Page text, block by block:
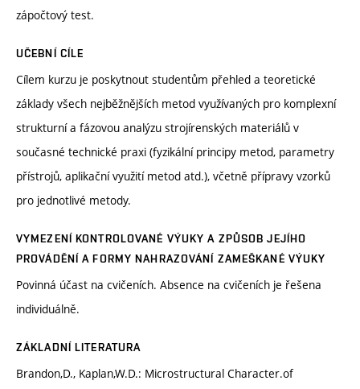
zápočtový test.
UČEBNÍ CÍLE
Cílem kurzu je poskytnout studentům přehled a teoretické
základy všech nejběžnějších metod využívaných pro komplexní
strukturní a fázovou analýzu strojírenských materiálů v
současné technické praxi (fyzikální principy metod, parametry
přístrojů, aplikační využití metod atd.), včetně přípravy vzorků
pro jednotlivé metody.
VYMEZENÍ KONTROLOVANÉ VÝUKY A ZPŮSOB JEJÍHO
PROVÁDĚNÍ A FORMY NAHRAZOVÁNÍ ZAMEŠKANÉ VÝUKY
Povinná účast na cvičeních. Absence na cvičeních je řešena
individuálně.
ZÁKLADNÍ LITERATURA
Brandon,D., Kaplan,W.D.: Microstructural Character.of